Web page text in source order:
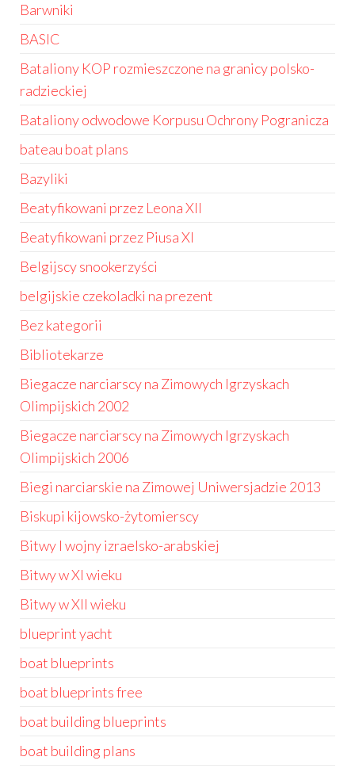
Barwniki
BASIC
Bataliony KOP rozmieszczone na granicy polsko-
radzieckiej
Bataliony odwodowe Korpusu Ochrony Pogranicza
bateau boat plans
Bazyliki
Beatyfikowani przez Leona XII
Beatyfikowani przez Piusa XI
Belgijscy snookerzyści
belgijskie czekoladki na prezent
Bez kategorii
Bibliotekarze
Biegacze narciarscy na Zimowych Igrzyskach
Olimpijskich 2002
Biegacze narciarscy na Zimowych Igrzyskach
Olimpijskich 2006
Biegi narciarskie na Zimowej Uniwersjadzie 2013
Biskupi kijowsko-żytomierscy
Bitwy I wojny izraelsko-arabskiej
Bitwy w XI wieku
Bitwy w XII wieku
blueprint yacht
boat blueprints
boat blueprints free
boat building blueprints
boat building plans